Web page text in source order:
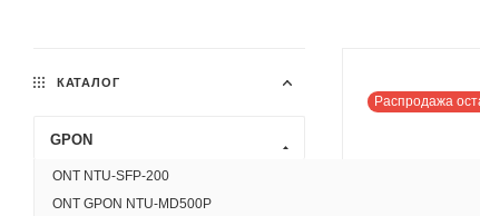
Распродажа
КАТАЛОГ
GPON
ONT NTU-SFP-200
ONT GPON NTU-MD500P